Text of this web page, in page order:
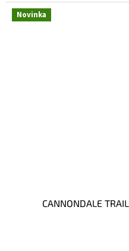
Novinka
CANNONDALE